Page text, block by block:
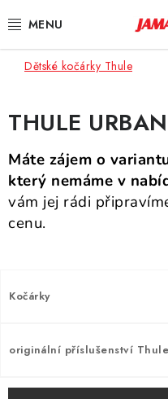
na
STŘEŠNÍ NOSIČE
NOSIČE KOL
STŘEŠNÍ BOXY
KOČÁRKY
Dětské kočárky Thule
THULE
Máte zájem o
který nemáme v
vám jej rádi
cenu.
Kočárky
originální příslušenství Thule